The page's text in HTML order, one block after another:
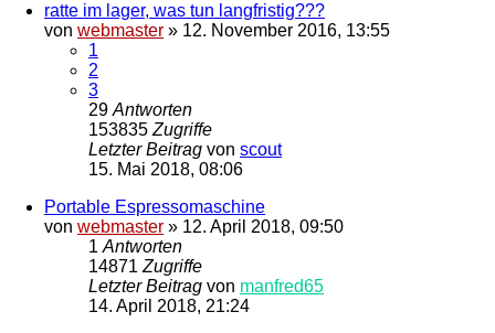
ratte im lager, was tun langfristig???
von webmaster » 12. November 2016, 13:55
1
2
3
29 Antworten
153835 Zugriffe
Letzter Beitrag von scout
15. Mai 2018, 08:06
Portable Espressomaschine
von webmaster » 12. April 2018, 09:50
1 Antworten
14871 Zugriffe
Letzter Beitrag von manfred65
14. April 2018, 21:24